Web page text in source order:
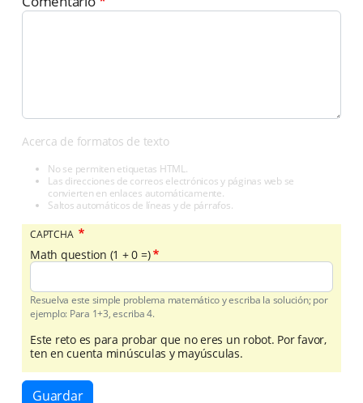
Acerca de formatos de texto
No se permiten etiquetas HTML.
Las direcciones de correos electrónicos y páginas web se
convierten en enlaces automáticamente.
Saltos automáticos de líneas y de párrafos.
CAPTCHA
Math question (1 + 0 =)
Resuelva este simple problema matemático y escriba la solución; por
ejemplo: Para 1+3, escriba 4.
Este reto es para probar que no eres un robot. Por favor,
ten en cuenta minúsculas y mayúsculas.
Guardar